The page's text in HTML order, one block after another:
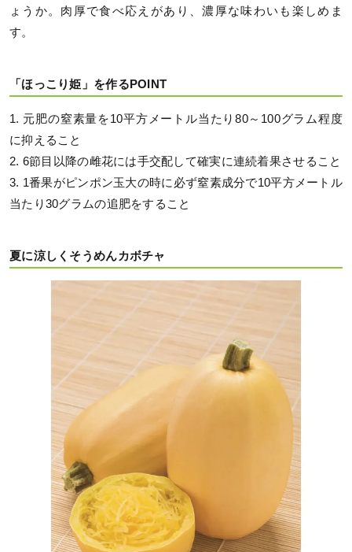
ょうか。肉厚で食べ応えがあり、濃厚な味わいも楽しめま
す。
「ほっこり姫」を作るPOINT
1. 元肥の窒素量を10平方メートル当たり80～100グラム程度
に抑えること
2. 6節目以降の雌花には手交配して確実に連続着果させること
3. 1番果がピンポン玉大の時に必ず窒素成分で10平方メートル
当たり30グラムの追肥をすること
夏に涼しくそうめんカボチャ